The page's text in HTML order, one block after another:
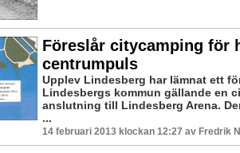
Föreslår citycamping för
centrumpuls
Upplev Lindesberg har lämnat ett
Lindesbergs kommun gällande en
anslutning till Lindesberg Arena.
...
14 februari 2013 klockan 12:27 av Fredrik